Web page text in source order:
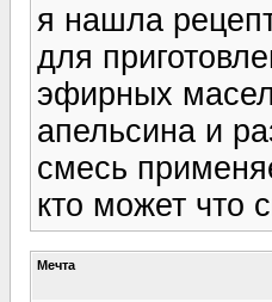
я нашла
для
эфирных
апельсина и
смесь
кто может что
Мечта